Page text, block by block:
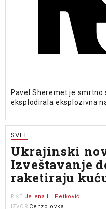
Pavel Sheremet je smrtno
eksplodirala eksplozivna
SVET
Ukrajinski
Izveštavanje
raketiraju
PIŠE Jelena L. Petković
IZVOR Cenzolovka